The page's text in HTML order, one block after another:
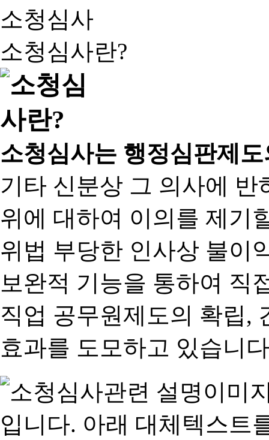
소청심사
소청심사란?
소청심사는 행정심판제
기타 신분상 그 의사에
위에 대하여 이의를 제기
위법 부당한 인사상 불이
보완적 기능을 통하여 직
직업 공무원제도의 확립,
효과를 도모하고 있습니